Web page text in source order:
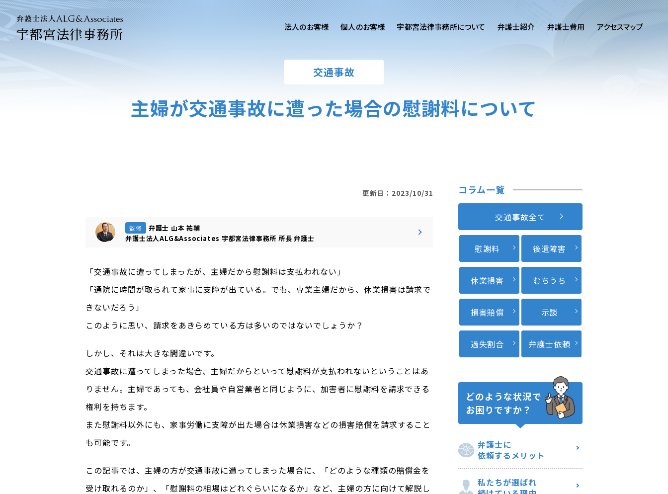
宇都宮法律事務所 法人のお客様
法人のお客様ご相談
労務専用サイト
個人のお客様
個人のお客様ご相談
医療過誤
離婚問題 刑事事件
宇都宮法律事務所について 弁護士紹介 弁護士費用 アクセスマップ
交通事故
主婦が交通事故に遭った場合の慰謝料について
更新日：2023/10/31
監修
弁護士 山本 祐輔
弁護士法人ALG&Associates 宇都宮法律事務所 所長 弁護士
「交通事故に遭ってしまったが、主婦だから慰謝料は支払われない」
「通院に時間が取られて家事に支障が出ている。でも、専業主婦だから、休業損害は請求で
きないだろう」
このように思い、請求をあきらめている方は多いのではないでしょうか？
しかし、それは大きな間違いです。
交通事故に遭ってしまった場合、主婦だからといって慰謝料が支払われないということはあ
りません。主婦であっても、会社員や自営業者と同じように、加害者に慰謝料を請求できる
権利を持ちます。
また慰謝料以外にも、家事労働に支障が出た場合は休業損害などの損害賠償を請求すること
も可能です。
この記事では、主婦の方が交通事故に遭ってしまった場合に、「どのような種類の賠償金を
受け取れるのか」、「慰謝料の相場はどれぐらいになるか」など、主婦の方に向けて解説し
コラム一覧
交通事故全て
慰謝料 後遺障害
休業損害 むちうち
損害賠償 示談
過失割合 弁護士依頼
どのような状況で
お困りですか？
弁護士に
依頼するメリット
私たちが選ばれ